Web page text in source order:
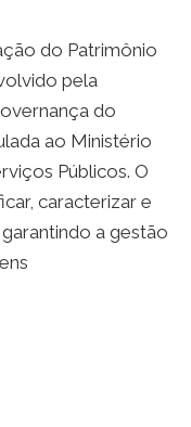
do Patrimônio
pela
do
ao Ministério
Públicos. O
caracterizar e
a gestão